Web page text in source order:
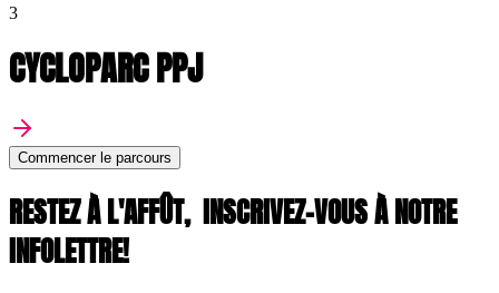
3
CYCLOPARC PPJ
Commencer le parcours
RESTEZ À L'AFFÛT, INSCRIVEZ-VOUS À NOTRE
INFOLETTRE!